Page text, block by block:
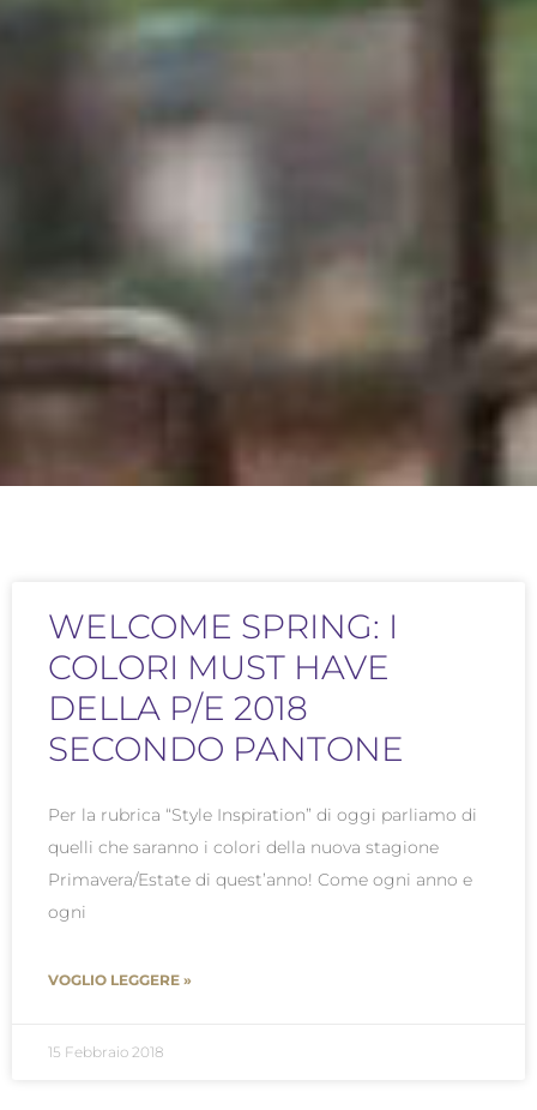
WELCOME SPRING: I
COLORI MUST HAVE
DELLA P/E 2018
SECONDO PANTONE
Per la rubrica “Style Inspiration” di oggi parliamo di
quelli che saranno i colori della nuova stagione
Primavera/Estate di quest’anno! Come ogni anno e
ogni
VOGLIO LEGGERE »
15 Febbraio 2018